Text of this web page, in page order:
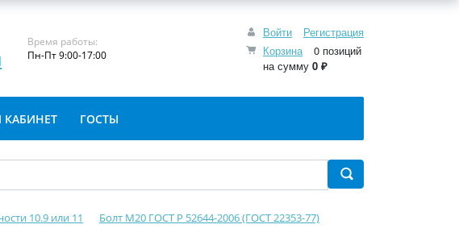
Войти
Регистрация
Корзина
0 позиций
на сумму 0 ₽
Время работы:
Пн-Пт 9:00-17:00
ГОСТЫ
10.9 или 11
Болт М20 ГОСТ Р 52644-2006 (ГОСТ 22353-77)